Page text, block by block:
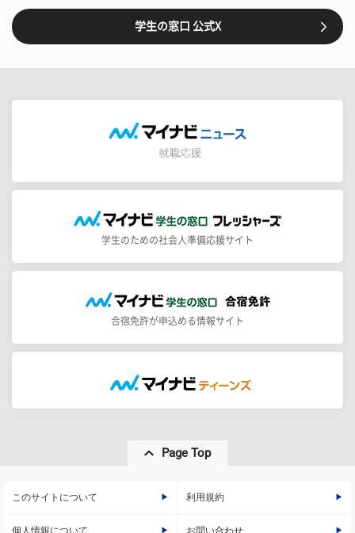
学生の窓口 公式X
学生のための社会人準備応援サイト
合宿免許が申込める情報サイト
Page Top
このサイトについて 利用規約
個人情報について お問い合わせ